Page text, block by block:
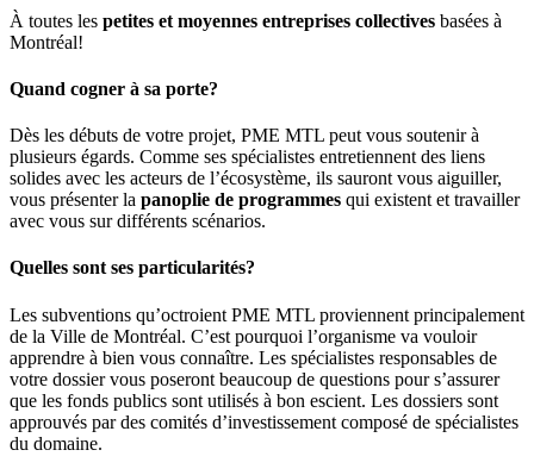
À toutes les petites et moyennes entreprises collectives basées à
Montréal!
Quand cogner à sa porte?
Dès les débuts de votre projet, PME MTL peut vous soutenir à
plusieurs égards. Comme ses spécialistes entretiennent des liens
solides avec les acteurs de l’écosystème, ils sauront vous aiguiller,
vous présenter la panoplie de programmes qui existent et travailler
avec vous sur différents scénarios.
Quelles sont ses particularités?
Les subventions qu’octroient PME MTL proviennent principalement
de la Ville de Montréal. C’est pourquoi l’organisme va vouloir
apprendre à bien vous connaître. Les spécialistes responsables de
votre dossier vous poseront beaucoup de questions pour s’assurer
que les fonds publics sont utilisés à bon escient. Les dossiers sont
approuvés par des comités d’investissement composé de spécialistes
du domaine.